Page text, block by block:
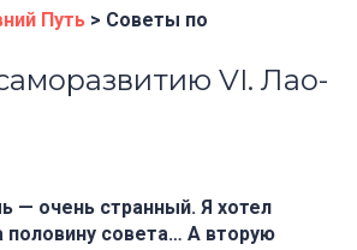
Путь > Советы по
VI. Лао-
— очень странный. Я хотел
половину совета… А вторую